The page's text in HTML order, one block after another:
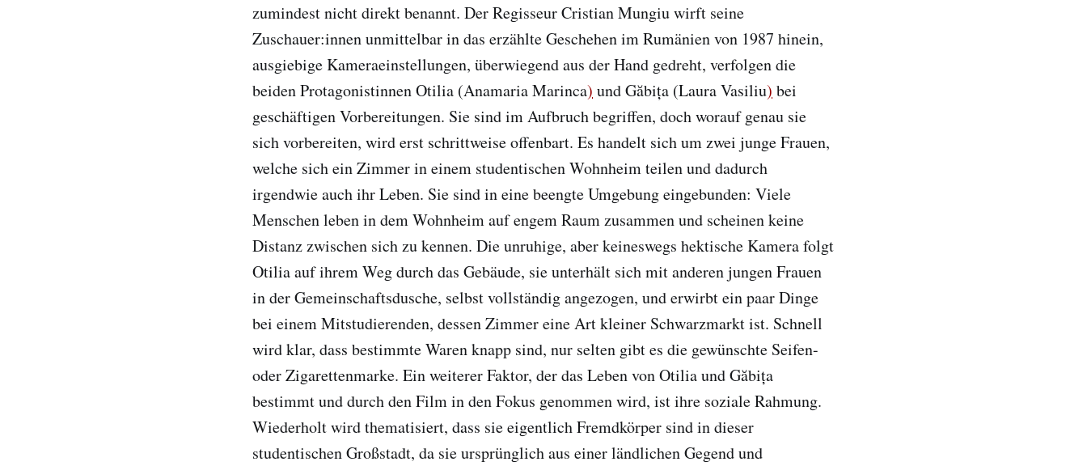
zumindest nicht direkt benannt. Der Regisseur Cristian Mungiu wirft seine
Zuschauer:innen unmittelbar in das erzählte Geschehen im Rumänien von 1987 hinein,
ausgiebige Kameraeinstellungen, überwiegend aus der Hand gedreht, verfolgen die
beiden Protagonistinnen Otilia (Anamaria Marinca) und Găbița (Laura Vasiliu) bei
geschäftigen Vorbereitungen. Sie sind im Aufbruch begriffen, doch worauf genau sie
sich vorbereiten, wird erst schrittweise offenbart. Es handelt sich um zwei junge Frauen,
welche sich ein Zimmer in einem studentischen Wohnheim teilen und dadurch
irgendwie auch ihr Leben. Sie sind in eine beengte Umgebung eingebunden: Viele
Menschen leben in dem Wohnheim auf engem Raum zusammen und scheinen keine
Distanz zwischen sich zu kennen. Die unruhige, aber keineswegs hektische Kamera folgt
Otilia auf ihrem Weg durch das Gebäude, sie unterhält sich mit anderen jungen Frauen
in der Gemeinschaftsdusche, selbst vollständig angezogen, und erwirbt ein paar Dinge
bei einem Mitstudierenden, dessen Zimmer eine Art kleiner Schwarzmarkt ist. Schnell
wird klar, dass bestimmte Waren knapp sind, nur selten gibt es die gewünschte Seifen-
oder Zigarettenmarke. Ein weiterer Faktor, der das Leben von Otilia und Găbița
bestimmt und durch den Film in den Fokus genommen wird, ist ihre soziale Rahmung.
Wiederholt wird thematisiert, dass sie eigentlich Fremdkörper sind in dieser
studentischen Großstadt, da sie ursprünglich aus einer ländlichen Gegend und